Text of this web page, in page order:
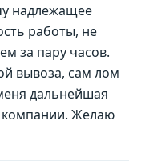
надлежащее
работы, не
за пару часов.
вывоза, сам лом
дальнейшая
Желаю